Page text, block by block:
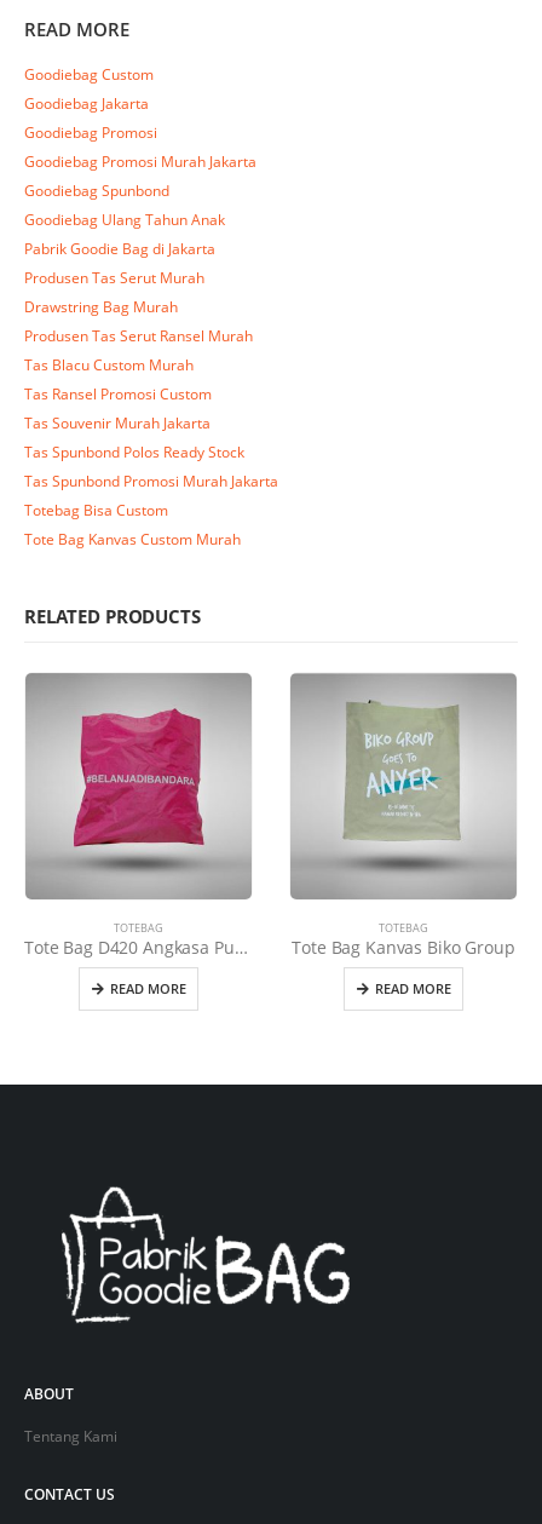
READ MORE
Goodiebag Custom
Goodiebag Jakarta
Goodiebag Promosi
Goodiebag Promosi Murah Jakarta
Goodiebag Spunbond
Goodiebag Ulang Tahun Anak
Pabrik Goodie Bag di Jakarta
Produsen Tas Serut Murah
Drawstring Bag Murah
Produsen Tas Serut Ransel Murah
Tas Blacu Custom Murah
Tas Ransel Promosi Custom
Tas Souvenir Murah Jakarta
Tas Spunbond Polos Ready Stock
Tas Spunbond Promosi Murah Jakarta
Totebag Bisa Custom
Tote Bag Kanvas Custom Murah
RELATED PRODUCTS
TOTEBAG
Tote Bag D420 Angkasa Pura Pink
READ MORE
TOTEBAG
Tote Bag Kanvas Biko Group
READ MORE
ABOUT
Tentang Kami
CONTACT US